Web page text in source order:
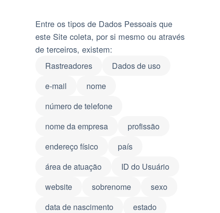
Entre os tipos de Dados Pessoais que
este Site coleta, por si mesmo ou através
de terceiros, existem:
Rastreadores
Dados de uso
e-mail
nome
número de telefone
nome da empresa
profissão
endereço físico
país
área de atuação
ID do Usuário
website
sobrenome
sexo
data de nascimento
estado